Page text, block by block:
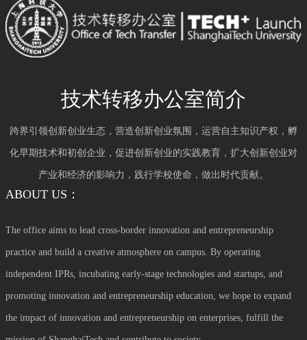
技术转移办公室简介
跨界引领创新创业生态，营造创新创业氛围，运营自主知识产权，孵
化早期技术和初创企业，促进创新创业的实践教育，扩大创新创业对
产业和经济的影响力，践行学校使命，做出时代贡献。
ABOUT US：
The office aims to lead cross-border innovation and entrepreneurship
practice and build a creative atmosphere on campus. By operating
independent IPRs, incubating early-stage technologies and startups, and
promoting innovation and entrepreneurship education, we hope to expand
the impact of innovation and entrepreneurship on enterprises, fulfill the